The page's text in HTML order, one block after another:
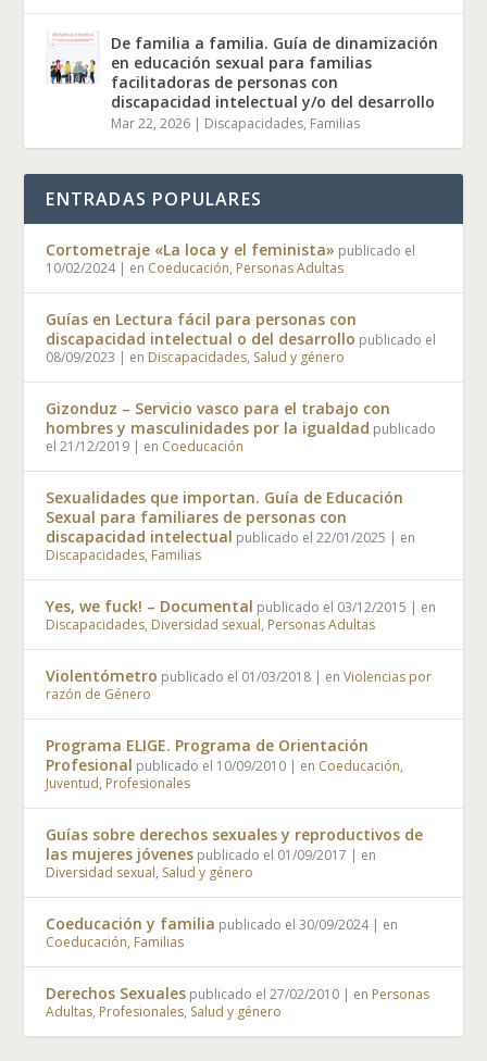
De familia a familia. Guía de dinamización
en educación sexual para familias
facilitadoras de personas con
discapacidad intelectual y/o del desarrollo
Mar 22, 2026 | Discapacidades, Familias
ENTRADAS POPULARES
Cortometraje «La loca y el feminista» publicado el
10/02/2024| en Coeducación, Personas Adultas
Guías en Lectura fácil para personas con
discapacidad intelectual o del desarrollo publicado el
08/09/2023 | en Discapacidades, Salud y género
Gizonduz – Servicio vasco para el trabajo con
hombres y masculinidades por la igualdad publicado
el 21/12/2019 | en Coeducación
Sexualidades que importan. Guía de Educación
Sexual para familiares de personas con
discapacidad intelectual publicado el 22/01/2025 | en
Discapacidades, Familias
Yes, we fuck! – Documental publicado el 03/12/2015 | en
Discapacidades, Diversidad sexual, Personas Adultas
Violentómetro publicado el 01/03/2018 | enViolencias por
razón de Género
Programa ELIGE. Programa de Orientación
Profesional publicado el 10/09/2010 | en Coeducación,
Juventud, Profesionales
Guías sobre derechos sexuales y reproductivos de
las mujeres jóvenes publicado el 01/09/2017 | en
Diversidad sexual, Salud y género
Coeducación y familia publicado el 30/09/2024| en
Coeducación, Familias
Derechos Sexuales publicado el 27/02/2010 | en Personas
Adultas, Profesionales, Salud y género